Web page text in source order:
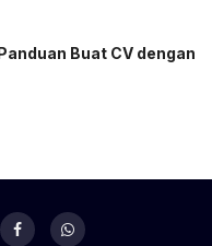
Buat CV dengan